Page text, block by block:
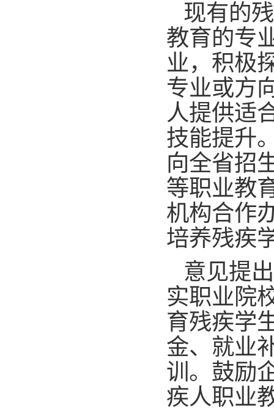
现有的
教育的专
业，积极
专业或方
人提供适
技能提升
向全省招
等职业教
机构合作
培养残疾
意见提
实职业院
育残疾学
金、就业
训。鼓励
疾人职业